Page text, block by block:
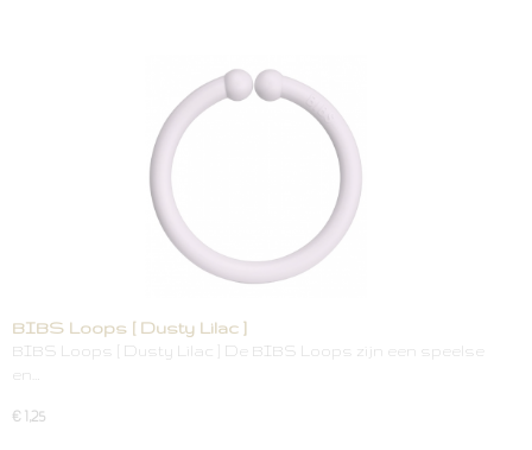
BIBS Loops [ Dusty Lilac ]
BIBS Loops [ Dusty Lilac ] De BIBS Loops zijn een speelse
en…
€ 1,25